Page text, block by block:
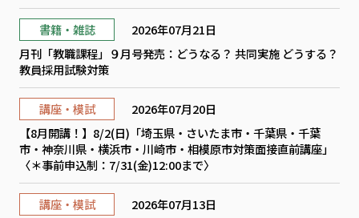
2026年07月21日
書籍・雑誌
月刊「教職課程」９月号発売：どうなる？ 共同実施 どうする？
教員採用試験対策
2026年07月20日
講座・模試
【8月開講！】8/2(日)「埼玉県・さいたま市・千葉県・千葉
市・神奈川県・横浜市・川崎市・相模原市対策面接直前講座」
〈＊事前申込制：7/31(金)12:00まで〉
2026年07月13日
講座・模試